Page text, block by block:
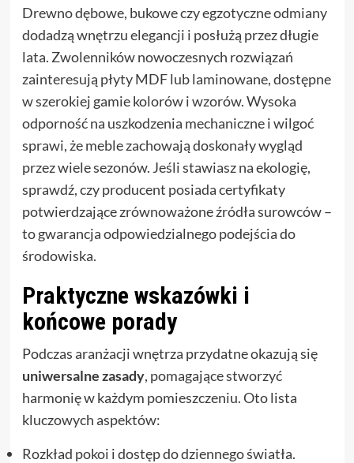
Drewno dębowe, bukowe czy egzotyczne odmiany
dodadzą wnętrzu elegancji i posłużą przez długie
lata. Zwolenników nowoczesnych rozwiązań
zainteresują płyty MDF lub laminowane, dostępne
w szerokiej gamie kolorów i wzorów. Wysoka
odporność na uszkodzenia mechaniczne i wilgoć
sprawi, że meble zachowają doskonały wygląd
przez wiele sezonów. Jeśli stawiasz na ekologię,
sprawdź, czy producent posiada certyfikaty
potwierdzające zrównoważone źródła surowców –
to gwarancja odpowiedzialnego podejścia do
środowiska.
Praktyczne wskazówki i
końcowe porady
Podczas aranżacji wnętrza przydatne okazują się
uniwersalne zasady, pomagające stworzyć
harmonię w każdym pomieszczeniu. Oto lista
kluczowych aspektów:
Rozkład pokoi i dostęp do dziennego światła.